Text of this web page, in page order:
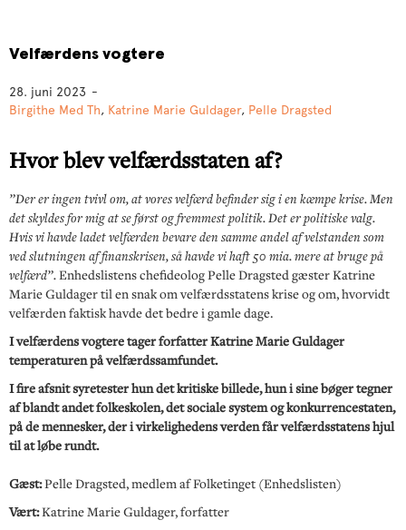
Velfærdens vogtere
28. juni 2023 -
Birgithe Med Th, Katrine Marie Guldager, Pelle Dragsted
Hvor blev velfærdsstaten af?
”Der er ingen tvivl om, at vores velfærd befinder sig i en kæmpe krise. Men
det skyldes for mig at se først og fremmest politik. Det er politiske valg.
Hvis vi havde ladet velfærden bevare den samme andel af velstanden som
ved slutningen af finanskrisen, så havde vi haft 50 mia. mere at bruge på
velfærd”.Enhedslistens chefideolog Pelle Dragsted gæster Katrine
Marie Guldager til en snak om velfærdsstatens krise og om, hvorvidt
velfærden faktisk havde det bedre i gamle dage.
I velfærdens vogtere tager forfatter Katrine Marie Guldager
temperaturen på velfærdssamfundet.
I fire afsnit syretester hun det kritiske billede, hun i sine bøger tegner
af blandt andet folkeskolen, det sociale system og konkurrencestaten,
på de mennesker, der i virkelighedens verden får velfærdsstatens hjul
til at løbe rundt.
Gæst:Pelle Dragsted, medlem af Folketinget (Enhedslisten)
Vært:Katrine Marie Guldager, forfatter